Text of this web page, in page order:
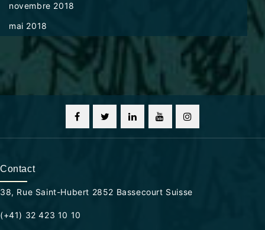
novembre 2018
mai 2018
Contact
38, Rue Saint-Hubert 2852 Bassecourt Suisse
(+41) 32 423 10 10